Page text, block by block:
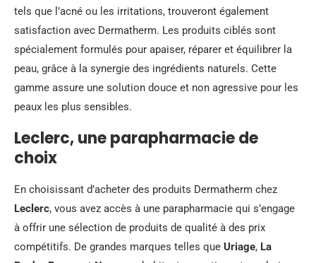
tels que l’acné ou les irritations, trouveront également
satisfaction avec Dermatherm. Les produits ciblés sont
spécialement formulés pour apaiser, réparer et équilibrer la
peau, grâce à la synergie des ingrédients naturels. Cette
gamme assure une solution douce et non agressive pour les
peaux les plus sensibles.
Leclerc, une parapharmacie de
choix
En choisissant d’acheter des produits Dermatherm chez
Leclerc, vous avez accès à une parapharmacie qui s’engage
à offrir une sélection de produits de qualité à des prix
compétitifs. De grandes marques telles que Uriage, La